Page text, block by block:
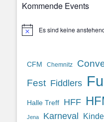
Kommende Events
HinweisEs sind keine
CFM Chemnitz
Fest Fiddlers
Halle Treff HFF
Jena Karneval